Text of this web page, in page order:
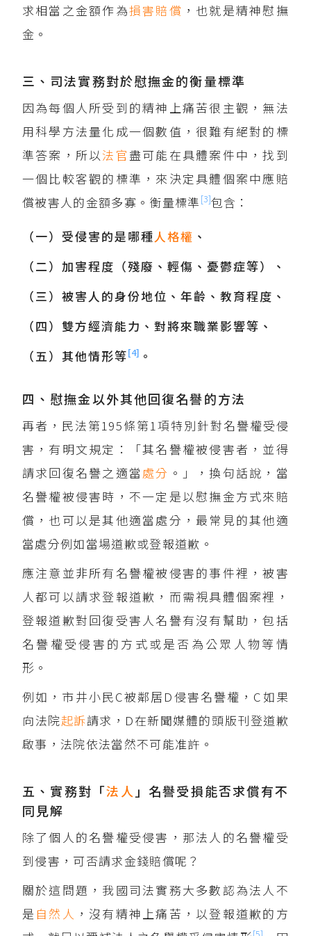
求相當之金額作為損害賠償 ，也就是精神慰撫
金。
三、司法實務對於慰撫金的衡量標準
因為每個人所受到的精神上痛苦很主觀，無法
用科學方法量化成一個數值，很難有絕對的標
準答案，所以法官 盡可能在具體案件中，找到
一個比較客觀的標準，來決定具體個案中應賠
償被害人的金額多寡。衡量標準 [3]包含：
（一）受侵害的是哪種人格權 、
（二）加害程度（殘廢、輕傷、憂鬱症等）、
（三）被害人的身份地位、年齡、教育程度、
（四）雙方經濟能力、對將來職業影響等、
（五）其他情形等[4] 。
四、慰撫金以外其他回復名譽的方法
再者，民法第195條第1項特別針對名譽權受侵
害，有明文規定：「其名譽權被侵害者，並得
請求回復名譽之適當 處分 。」，換句話說，當
名譽權被侵害時，不一定是以慰撫金方式來賠
償，也可以是其他適當處分，最常見的其他適
當處分例如當場道歉或登報道歉。
應注意並非所有名譽權被侵害的事件裡，被害
人都可以請求登報道歉，而需視具體個案裡，
登報道歉對回復受害人名譽有沒有幫助，包括
名譽權受侵害的方式或是否為公眾人物等情
形。
例如，市井小民C被鄰居D侵害名譽權，C如果
向法院起訴請求，D在新聞媒體的頭版刊登道歉
啟事，法院依法當然不可能准許。
五、實務對「法人 」名譽受損能否求償有不
同見解
除了個人的名譽權受侵害，那法人的名譽權受
到侵害，可否請求金錢賠償呢？
關於這問題，我國司法實務大多數認為法人不
是 自然人 ，沒有精神上痛苦，以登報道歉的方